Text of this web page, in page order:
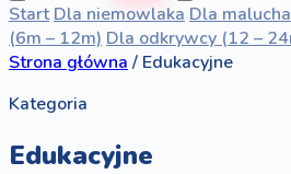
Start Dla niemowlaka Dla
(6m – 12m) Dla odkrywcy (12 –
Strona główna / Edukacyjne
Kategoria
Edukacyjne